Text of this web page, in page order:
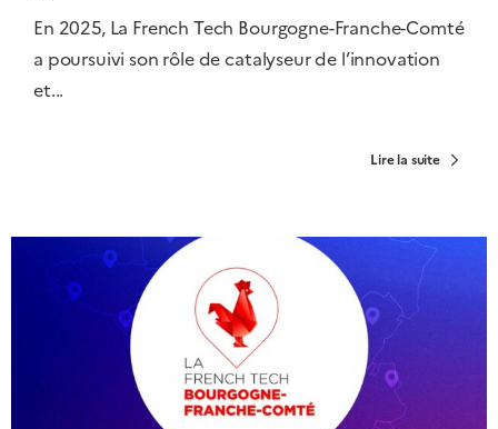
En 2025, La French Tech Bourgogne-Franche-Comté
a poursuivi son rôle de catalyseur de l’innovation
et...
Lire la suite